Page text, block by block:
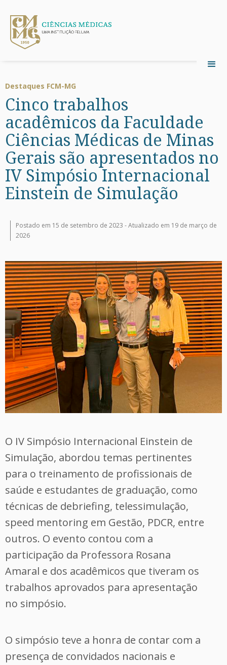
Destaques FCM-MG
Cinco trabalhos
acadêmicos da Faculdade
Ciências Médicas de Minas
Gerais são apresentados no
IV Simpósio Internacional
Einstein de Simulação
Postado em 15 de setembro de 2023 -Atualizado em 19 de março de
2026
O IV Simpósio Internacional Einstein de
Simulação, abordou temas pertinentes
para o treinamento de profissionais de
saúde e estudantes de graduação, como
técnicas de debriefing, telessimulação,
speed mentoring em Gestão, PDCR, entre
outros. O evento contou com a
participação da Professora Rosana
Amaral e dos acadêmicos que tiveram os
trabalhos aprovados para apresentação
no simpósio.
O simpósio teve a honra de contar com a
presença de convidados nacionais e